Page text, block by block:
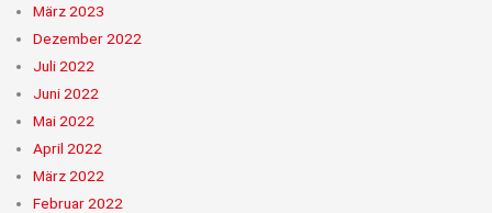
März 2023
Dezember 2022
Juli 2022
Juni 2022
Mai 2022
April 2022
März 2022
Februar 2022